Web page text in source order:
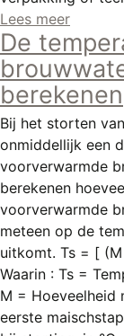
Lees meer
De
berekenen
Bij het storten
onmiddellijk een
voorverwarmde
berekenen
voorverwarmde
meteen op de
uitkomt. Ts = [
Waarin : Ts =
M = Hoeveelheid
eerste